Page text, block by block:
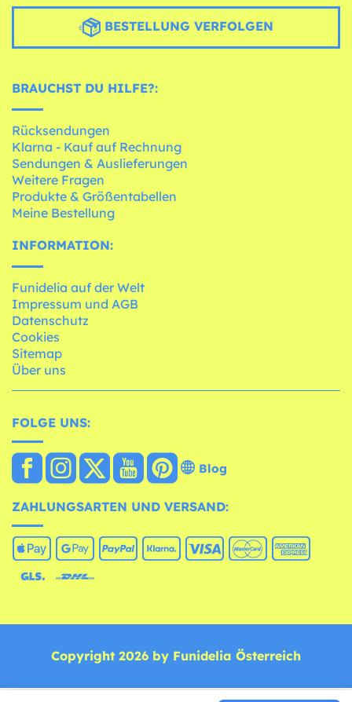
BESTELLUNG VERFOLGEN
BRAUCHST DU HILFE?:
Rücksendungen
Klarna - Kauf auf Rechnung
Sendungen & Auslieferungen
Weitere Fragen
Produkte & Größentabellen
Meine Bestellung
INFORMATION:
Funidelia auf der Welt
Impressum und AGB
Datenschutz
Cookies
Sitemap
Über uns
FOLGE UNS:
Blog
ZAHLUNGSARTEN UND VERSAND:
Copyright 2026 by Funidelia Österreich